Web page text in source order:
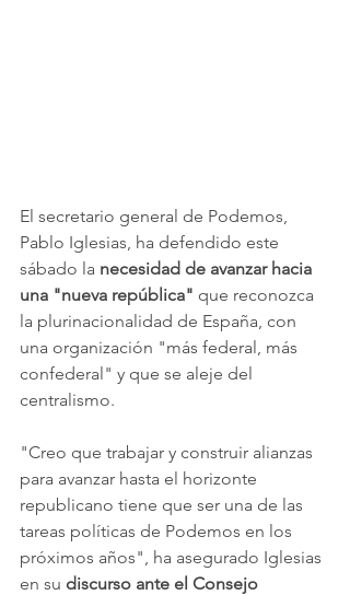
El secretario general de Podemos,
Pablo Iglesias, ha defendido este
sábado la necesidad de avanzar hacia
una "nueva república" que reconozca
la plurinacionalidad de España, con
una organización "más federal, más
confederal" y que se aleje del
centralismo.
"Creo que trabajar y construir alianzas
para avanzar hasta el horizonte
republicano tiene que ser una de las
tareas políticas de Podemos en los
próximos años", ha asegurado Iglesias
en su discurso ante el Consejo